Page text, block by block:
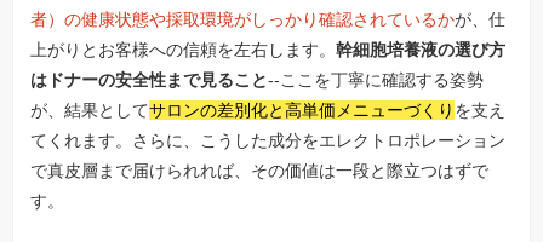
者）の健康状態や採取環境がしっかり確認されているかが、仕
上がりとお客様への信頼を左右します。幹細胞培養液の選び方
はドナーの安全性まで見ること--ここを丁寧に確認する姿勢
が、結果としてサロンの差別化と高単価メニューづくり を支え
てくれます。さらに、こうした成分をエレクトロポレーション
で真皮層まで届けられれば、その価値は一段と際立つはずで
す。